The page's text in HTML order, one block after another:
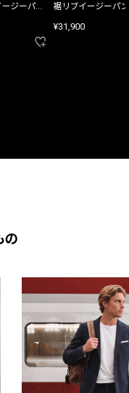
ジーパン
裾リブイージーパ
¥31,900
の